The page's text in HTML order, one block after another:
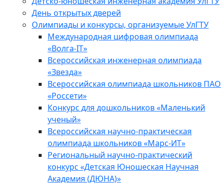
День открытых дверей
Олимпиады и конкурсы, организуемые УлГТУ
Международная цифровая олимпиада
«Волга-IT»
Всероссийская инженерная олимпиада
«Звезда»
Всероссийская олимпиада школьников ПАО
«Россети»
Конкурс для дошкольников «Маленький
ученый»
Всероссийская научно-практическая
олимпиада школьников «Марс-ИТ»
Региональный научно-практический
конкурс «Детская Юношеская Научная
Академия (ДЮНА)»